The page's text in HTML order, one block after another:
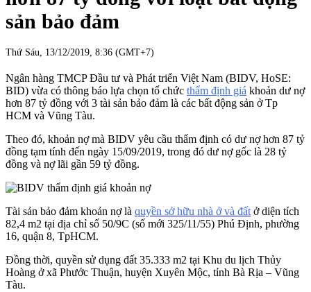
sản bảo đảm
Thứ Sáu, 13/12/2019, 8:36 (GMT+7)
Ngân hàng TMCP Đầu tư và Phát triển Việt Nam (BIDV, HoSE:
BID) vừa có thông báo lựa chọn tổ chức thẩm định giá khoản dư nợ
hơn 87 tỷ đồng với 3 tài sản bảo đảm là các bất động sản ở Tp
HCM và Vũng Tàu.
Theo đó, khoản nợ mà BIDV yêu cầu thẩm định có dư nợ hơn 87 tỷ
đồng tạm tính đến ngày 15/09/2019, trong đó dư nợ gốc là 28 tỷ
đồng và nợ lãi gần 59 tỷ đồng.
Tài sản bảo đảm khoản nợ là quyền sở hữu nhà ở và đất ở diện tích
82,4 m2 tại địa chỉ số 50/9C (số mới 325/11/55) Phú Định, phường
16, quận 8, TpHCM.
Đồng thời, quyền sử dụng đất 35.333 m2 tại Khu du lịch Thủy
Hoàng ở xã Phước Thuận, huyện Xuyên Mộc, tỉnh Bà Rịa – Vũng
Tàu.